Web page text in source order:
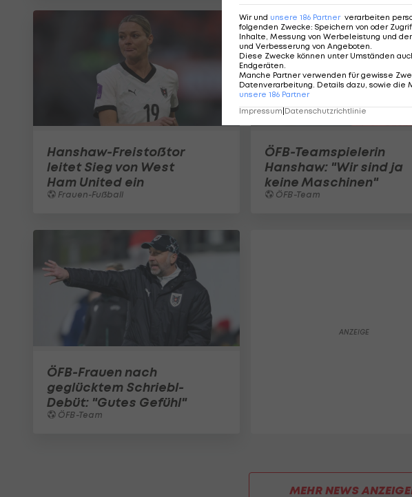
Hanshaw-Freistoßtor
leitet Sieg von West
Ham United ein
Frauen-Fußball
ÖFB-Teamspielerin
Hanshaw: "Wir sind ja
keine Maschinen"
ÖFB-Team
ÖFB-Frauen nach
geglücktem Schriebl-
Debüt: "Gutes Gefühl"
ÖFB-Team
MEHR NEWS
Wir und unsere 186 Partner verarbeiten
folgenden Zwecke: Speichern von oder
Inhalte, Messung von Werbeleistung und
und Verbesserung von Angeboten.
Diese Zwecke können unter Umständen
Endgeräten.
Manche Partner verwenden für gewisse
Datenverarbeitung. Details dazu, sowie die
unsere 186 Partner
Impressum Datenschutzrichtlinie